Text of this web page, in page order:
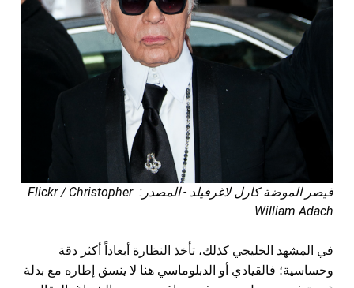
قيصر الموضة كارل لاغرفيلد - المصدر: Flickr / Christopher
William Adach
في المشهد الخليجي كذلك، تأخذ النظارة أبعاداً أكثر دقة
وحساسية؛ فالقيادي أو الدبلوماسي هنا لا ينسق إطاره مع بدلة